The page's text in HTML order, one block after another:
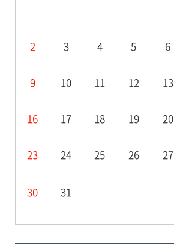
2 3 4 5 6
9 10 11 12 13
16 17 18 19 20
23 24 25 26 27
30 31